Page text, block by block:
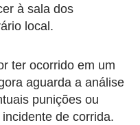
à sala dos
local.
ter ocorrido em um
aguarda a análise
punições ou
de corrida.